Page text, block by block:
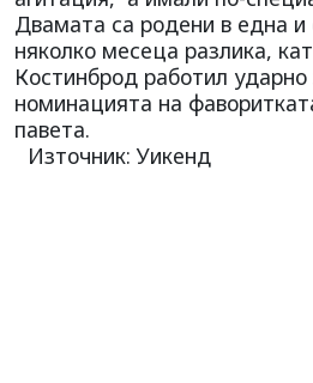
Двамата са родени в една
няколко месеца разлика,
Костинброд работил ударно
номинацията на
павета.
Източник: Уикенд